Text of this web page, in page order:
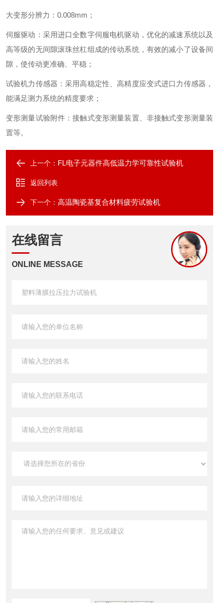
大变形分辨力 ： 0.008mm ；
伺服驱动 ： 采用进口全数字伺服电机驱动，优化的减速系统以及
高等级的无间隙滚珠丝杠组成的传动系统，有效的减小了设备间
隙，使传动更准确、平稳 ；
试验机力传感器 ：采用高稳定性、高精度应变式进口力传感器，
能满足测力系统的精度要求 ；
变形测量试验附件 ：接触式变形测量装置、非接触式变形测量装
置等。
上一个： FL电子元器件高低温力学可靠性试验机
返回列表
下一个： 高温陶瓷基复合材料疲劳试验机
在线留言
ONLINE MESSAGE